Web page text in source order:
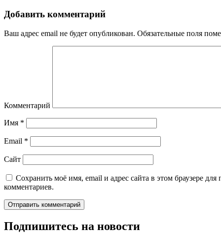
Добавить комментарий
Ваш адрес email не будет опубликован. Обязательные поля
Комментарий
Имя *
Email *
Сайт
Сохранить моё имя, email и адрес сайта в этом браузере
комментариев.
Подпишитесь на новости